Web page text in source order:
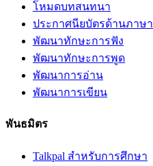
โหมดบทสนทนา
ประกาศนียบัตรด้านภาษา
พัฒนาทักษะการฟัง
พัฒนาทักษะการพูด
พัฒนาการอ่าน
พัฒนาการเขียน
พันธมิตร
Talkpal สำหรับการศึกษา